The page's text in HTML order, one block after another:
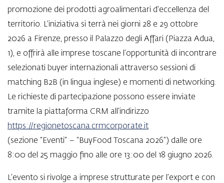
promozione dei prodotti agroalimentari d’eccellenza del
territorio. L’iniziativa si terrà nei giorni 28 e 29 ottobre
2026 a Firenze, presso il Palazzo degli Affari (Piazza Adua,
1), e offrirà alle imprese toscane l’opportunità di incontrare
selezionati buyer internazionali attraverso sessioni di
matching B2B (in lingua inglese) e momenti di networking.
Le richieste di partecipazione possono essere inviate
tramite la piattaforma CRM all’indirizzo
https://regionetoscana.crmcorporate.it
(sezione “Eventi” – “BuyFood Toscana 2026”) dalle ore
8:00 del 25 maggio fino alle ore 13:00 del 18 giugno 2026.
L’evento si rivolge a imprese strutturate per l’export e con